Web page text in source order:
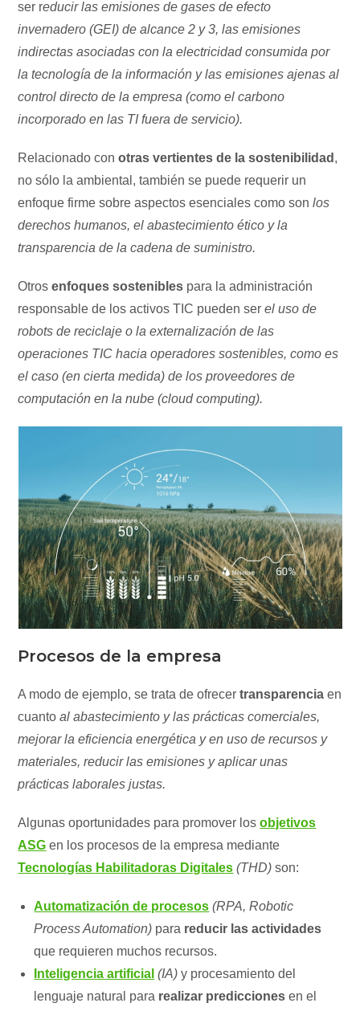
ser reducir las emisiones de gases de efecto
invernadero (GEI) de alcance 2 y 3, las emisiones
indirectas asociadas con la electricidad consumida por
la tecnología de la información y las emisiones ajenas al
control directo de la empresa (como el carbono
incorporado en las TI fuera de servicio).
Relacionado conotras vertientes de la sostenibilidad ,
no sólo la ambiental, también se puede requerir un
enfoque firme sobre aspectos esenciales como sonlos
derechos humanos, el abastecimiento ético y la
transparencia de la cadena de suministro.
Otrosenfoques sostenibles para la administración
responsable de los activos TIC pueden serel uso de
robots de reciclaje o la externalización de las
operaciones TIC hacia operadores sostenibles, como es
el caso (en cierta medida) de los proveedores de
computación en la nube (cloud computing).
Procesos de la empresa
A modo de ejemplo, se trata de ofrecertransparencia en
cuantoal abastecimiento y las prácticas comerciales,
mejorar la eficiencia energética y en uso de recursos y
materiales, reducir las emisiones y aplicar unas
prácticas laborales justas.
Algunas oportunidades para promover losobjetivos
ASG en los procesos de la empresa mediante
Tecnologías Habilitadoras Digitales (THD) son:
Automatización de procesos (RPA, Robotic
Process Automation) para reducir las actividades
que requieren muchos recursos.
Inteligencia artificial (IA) y procesamiento del
lenguaje natural para realizar predicciones en el